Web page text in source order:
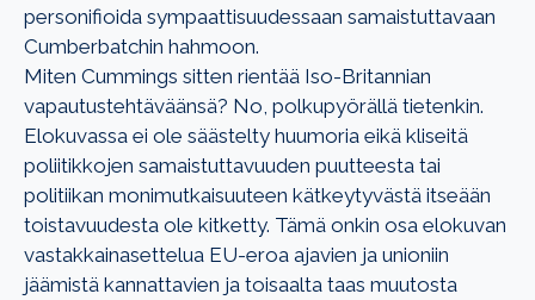
personifioida sympaattisuudessaan samaistuttavaan
Cumberbatchin hahmoon.
Miten Cummings sitten rientää Iso-Britannian
vapautustehtäväänsä? No, polkupyörällä tietenkin.
Elokuvassa ei ole säästelty huumoria eikä kliseitä
poliitikkojen samaistuttavuuden puutteesta tai
politiikan monimutkaisuuteen kätkeytyvästä itseään
toistavuudesta ole kitketty. Tämä onkin osa elokuvan
vastakkainasettelua EU-eroa ajavien ja unioniin
jäämistä kannattavien ja toisaalta taas muutosta